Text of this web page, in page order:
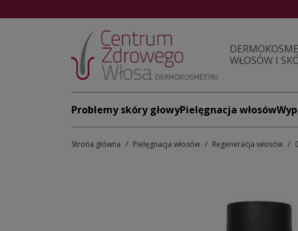
WŁOSÓW I
Problemy skóry głowyPielęgnacja włosów
Strona główna Pielęgnacja włosów Regeneracja włosów